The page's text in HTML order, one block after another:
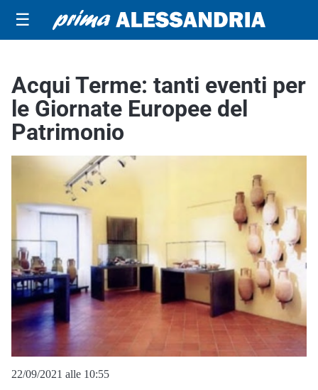
☰
Acqui Terme: tanti eventi per
le Giornate Europee del
Patrimonio
22/09/2021 alle 10:55